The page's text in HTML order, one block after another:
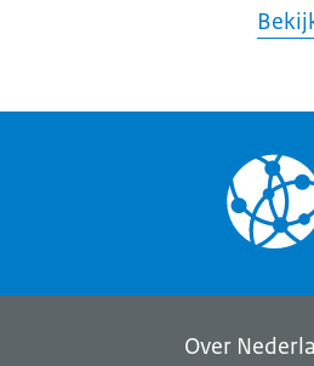
Over